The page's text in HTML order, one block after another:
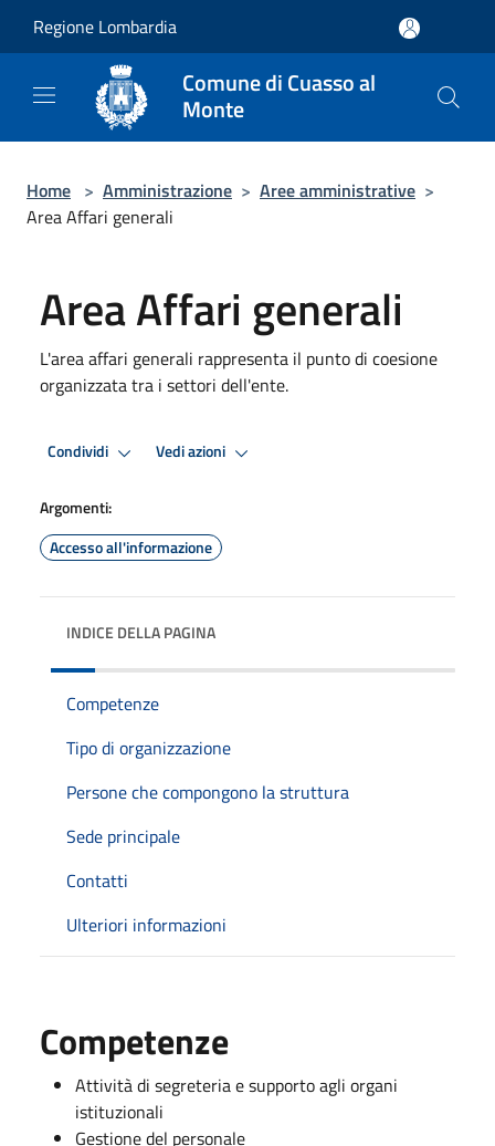
Regione Lombardia
Comune di Cuasso al
Monte
Home > Amministrazione > Aree amministrative >
Area Affari generali
Area Affari generali
L'area affari generali rappresenta il punto di coesione
organizzata tra i settori dell'ente.
Condividi Vedi azioni
Argomenti:
Accesso all'informazione
INDICE DELLA PAGINA
Competenze
Tipo di organizzazione
Persone che compongono la struttura
Sede principale
Contatti
Ulteriori informazioni
Competenze
Attività di segreteria e supporto agli organi
istituzionali
Gestione del personale